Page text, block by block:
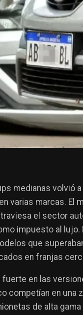
medianas volvió
varias marcas. El
el sector
impuesto al
que
en franjas
en las
competían en una
de alta